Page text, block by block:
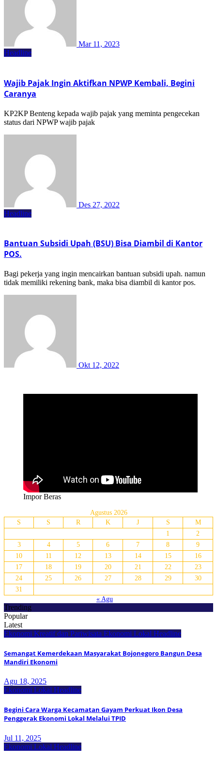
Mar 11, 2023
Headline
Wajib Pajak Ingin Aktifkan NPWP Kembali, Begini
Caranya
KP2KP Benteng kepada wajib pajak yang meminta pengecekan
status dari NPWP wajib pajak
Des 27, 2022
Headline
Bantuan Subsidi Upah (BSU) Bisa Diambil di Kantor
POS.
Bagi pekerja yang ingin mencairkan bantuan subsidi upah. namun
tidak memiliki rekening bank, maka bisa diambil di kantor pos.
Okt 12, 2022
Impor Beras
Agustus 2026
S
S R K J S
M
1
2
3
4 5 6 7 8
9
10
11 12 13 14 15
16
17
18 19 20 21 22
23
24
25 26 27 28 29
30
31
« Agu
Trending
Popular
Latest
Ekonomi Kreatif dan Pariwisata Ekonomi Lokal Headline
Semangat Kemerdekaan Masyarakat Bojonegoro Bangun Desa
Mandiri Ekonomi
Agu 18, 2025
Ekonomi Lokal Headline
Begini Cara Warga Kecamatan Gayam Perkuat Ikon Desa
Penggerak Ekonomi Lokal Melalui TPID
Jul 11, 2025
Ekonomi Lokal Headline